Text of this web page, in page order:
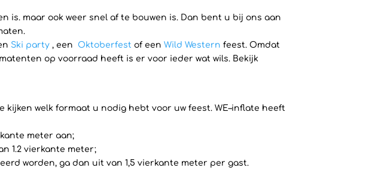
maar ook weer snel af te bouwen is. Dan bent u bij ons aan
Ski party , een Oktoberfest of eenWild Western feest. Omdat
op voorraad heeft is er voor ieder wat wils. Bekijk
welk formaat u nodig hebt voor uw feest. WE–inflate heeft
meter aan;
1.2 vierkante meter;
worden, ga dan uit van 1,5 vierkante meter per gast.